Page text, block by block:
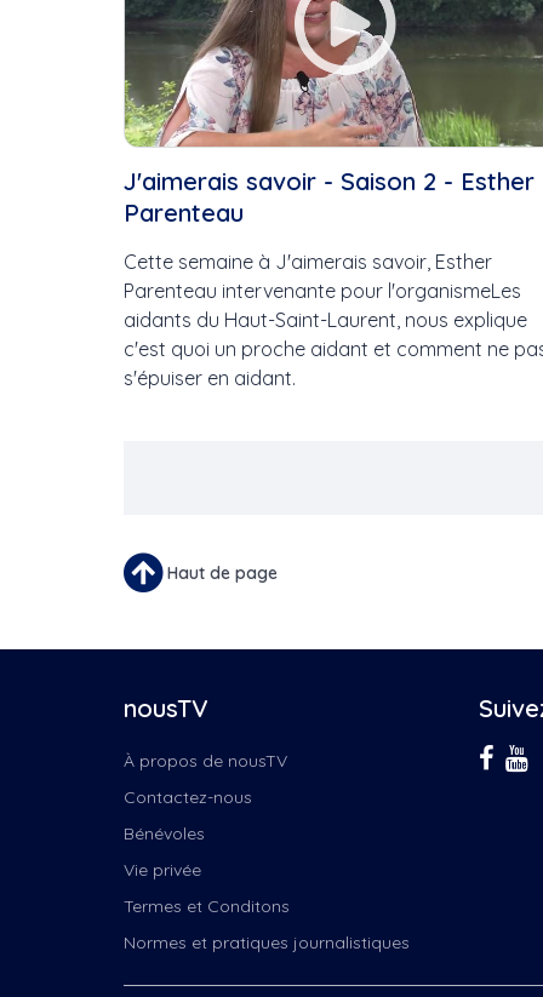
J'aimerais savoir - Saison 2 - Esther
Parenteau
Cette semaine à J'aimerais savoir, Esther
Parenteau intervenante pour l'organismeLes
aidants du Haut-Saint-Laurent, nous explique
c'est quoi un proche aidant et comment ne
s'épuiser en aidant.
Haut de page
nousTV
À propos de nousTV
Contactez-nous
Bénévoles
Vie privée
Termes et Conditons
Normes et pratiques journalistiques